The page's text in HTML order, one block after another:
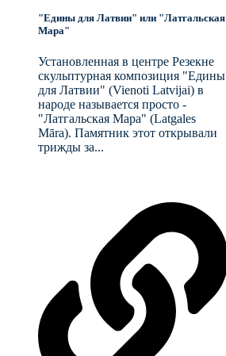
"Едины для Латвии" или "Латгальская
Мара"
Установленная в центре Резекне
скульптурная композиция "Едины
для Латвии" (Vienoti Latvijai) в
народе называется просто -
"Латгальская Мара" (Latgales
Māra). Памятник этот открывали
трижды за...